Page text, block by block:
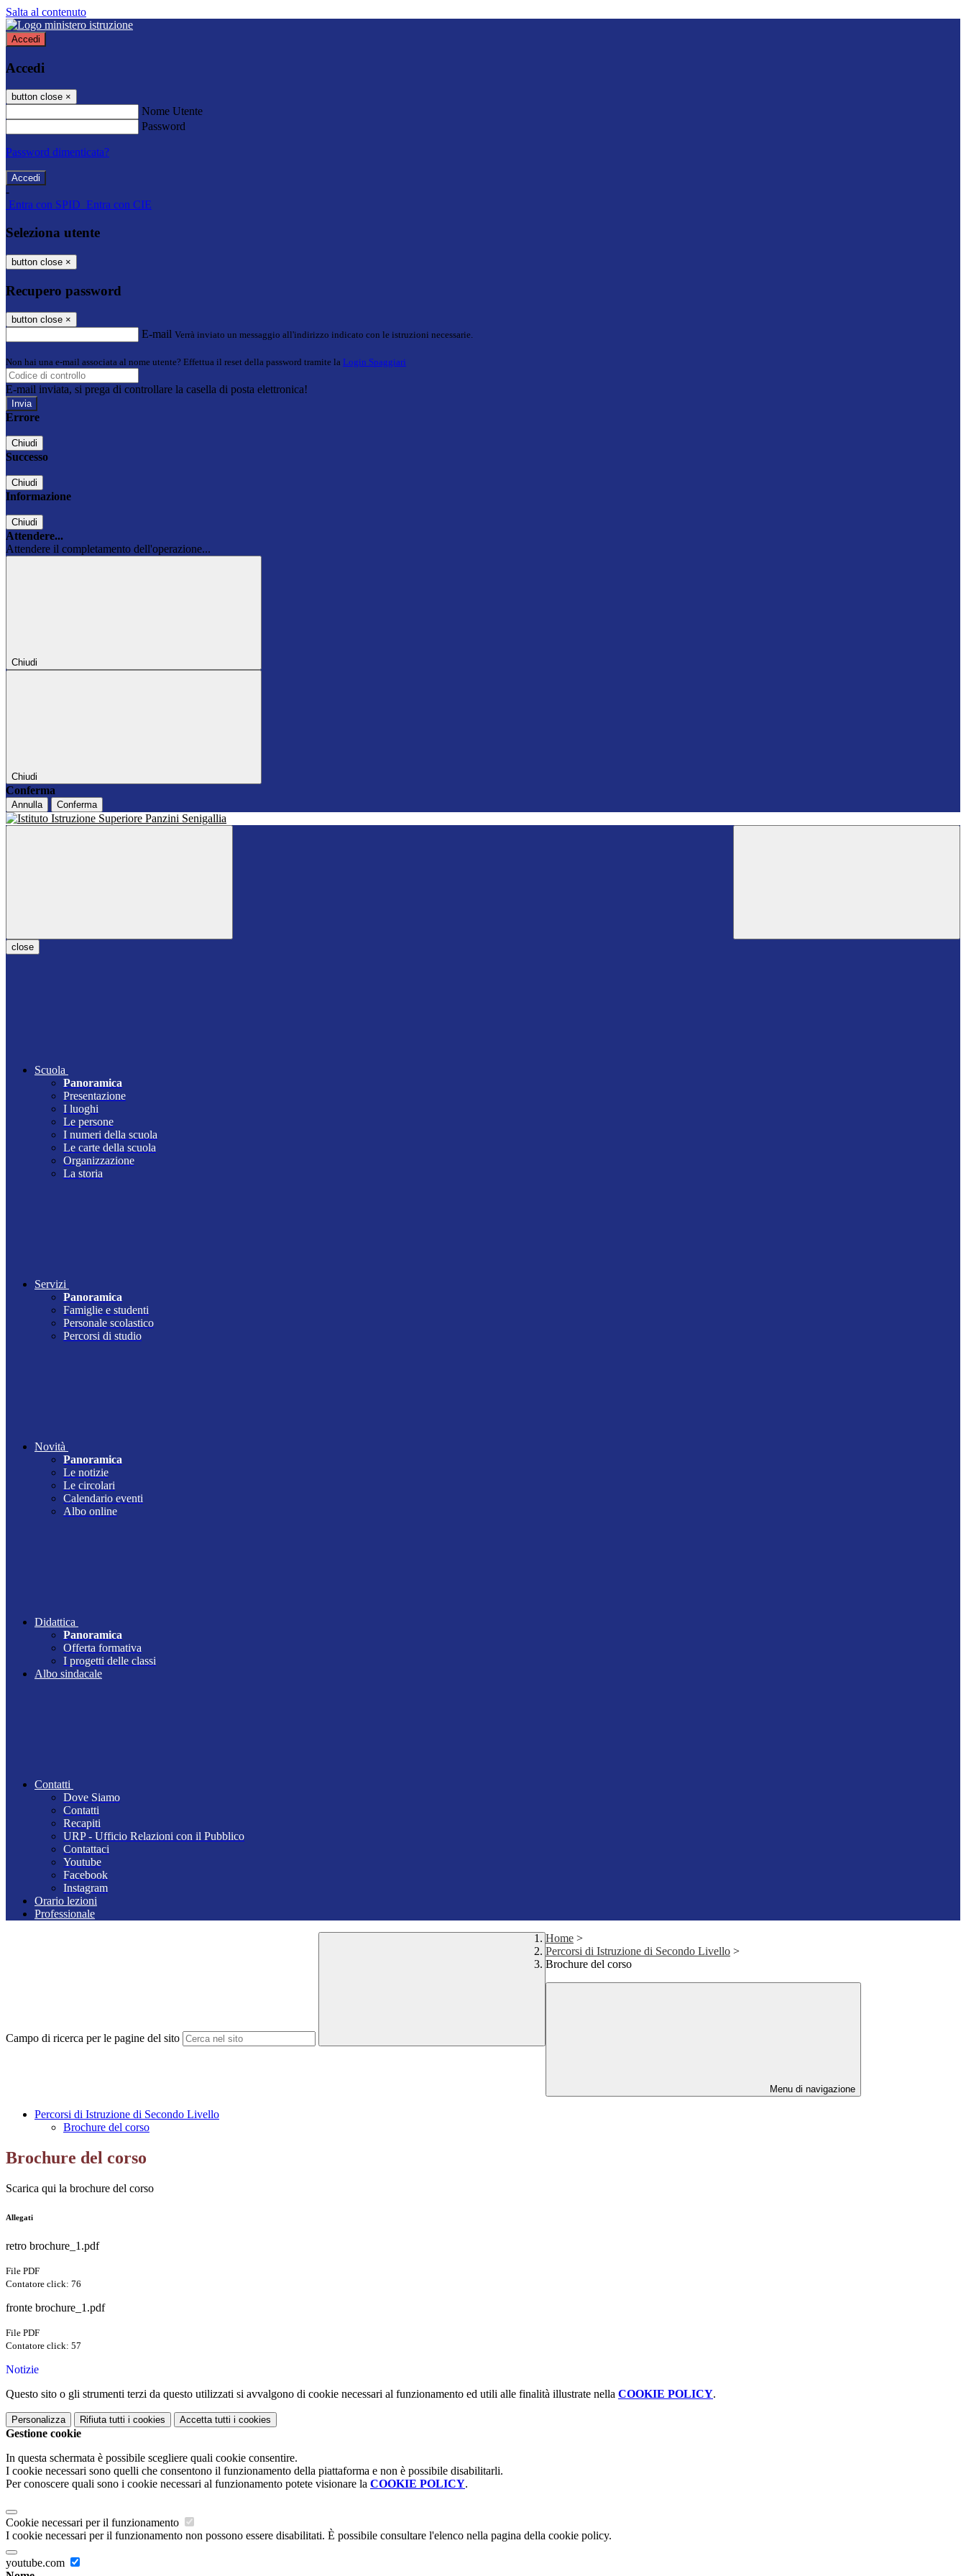
Salta al contenuto
Accedi
Accedi
button close ×
Nome Utente
Password
Password dimenticata?
-
Entra con SPID Entra con CIE
Seleziona utente
button close ×
Recupero password
button close ×
E-mail Verrà inviato un messaggio all'indirizzo indicato con le istruzioni necessarie.
Non hai una e-mail associata al nome utente? Effettua il reset della password tramite la Login Spaggiari
E-mail inviata, si prega di controllare la casella di posta elettronica!
Errore
Chiudi
Successo
Chiudi
Informazione
Chiudi
Attendere...
Attendere il completamento dell'operazione...
Chiudi
Chiudi
Conferma
Annulla Conferma
close
Scuola
Panoramica
Presentazione
I luoghi
Le persone
I numeri della scuola
Le carte della scuola
Organizzazione
La storia
Servizi
Panoramica
Famiglie e studenti
Personale scolastico
Percorsi di studio
Novità
Panoramica
Le notizie
Le circolari
Calendario eventi
Albo online
Didattica
Panoramica
Offerta formativa
I progetti delle classi
Albo sindacale
Contatti
Dove Siamo
Contatti
Recapiti
URP - Ufficio Relazioni con il Pubblico
Contattaci
Youtube
Facebook
Instagram
Orario lezioni
Professionale
Campo di ricerca per le pagine del sito
Home >
Percorsi di Istruzione di Secondo Livello >
Brochure del corso
Menu di navigazione
Percorsi di Istruzione di Secondo Livello
Brochure del corso
Brochure del corso
Scarica qui la brochure del corso
Allegati
retro brochure_1.pdf
File PDF
Contatore click: 76
fronte brochure_1.pdf
File PDF
Contatore click: 57
Notizie
Questo sito o gli strumenti terzi da questo utilizzati si avvalgono di cookie necessari al funzionamento ed utili alle finalità illustrate nella COOKIE POLICY.
Personalizza Rifiuta tutti i cookies Accetta tutti i cookies
Gestione cookie
In questa schermata è possibile scegliere quali cookie consentire.
I cookie necessari sono quelli che consentono il funzionamento della piattaforma e non è possibile disabilitarli.
Per conoscere quali sono i cookie necessari al funzionamento potete visionare la COOKIE POLICY.
Cookie necessari per il funzionamento
I cookie necessari per il funzionamento non possono essere disabilitati. È possibile consultare l'elenco nella pagina della cookie policy.
youtube.com